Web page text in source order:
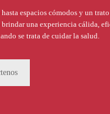
espacios cómodos y un trato
brindar una experiencia cálida,
se trata de cuidar la salud.